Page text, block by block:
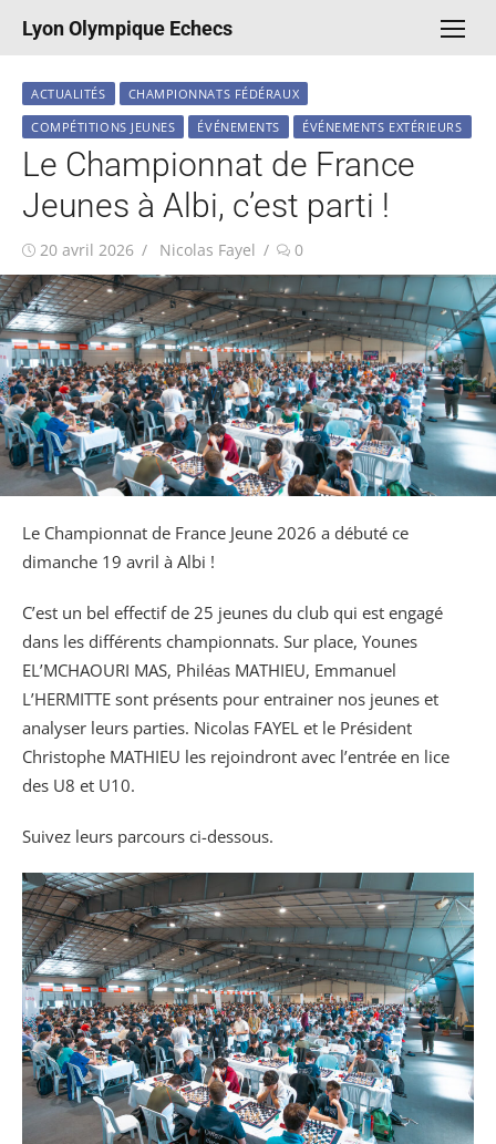
Lyon Olympique Echecs
ACTUALITÉS
CHAMPIONNATS FÉDÉRAUX
COMPÉTITIONS JEUNES
ÉVÉNEMENTS ÉVÉNEMENTS EXTÉRIEURS
Le Championnat de France
Jeunes à Albi, c’est parti !
Publié
le
20 avril 2026 Auteur/autrice
Nicolas Fayel 0
Le Championnat de France Jeune 2026 a débuté ce
dimanche 19 avril à Albi !
C’est un bel effectif de 25 jeunes du club qui est engagé
dans les différents championnats. Sur place, Younes
EL’MCHAOURI MAS, Philéas MATHIEU, Emmanuel
L’HERMITTE sont présents pour entrainer nos jeunes et
analyser leurs parties. Nicolas FAYEL et le Président
Christophe MATHIEU les rejoindront avec l’entrée en lice
des U8 et U10.
Suivez leurs parcours ci-dessous.